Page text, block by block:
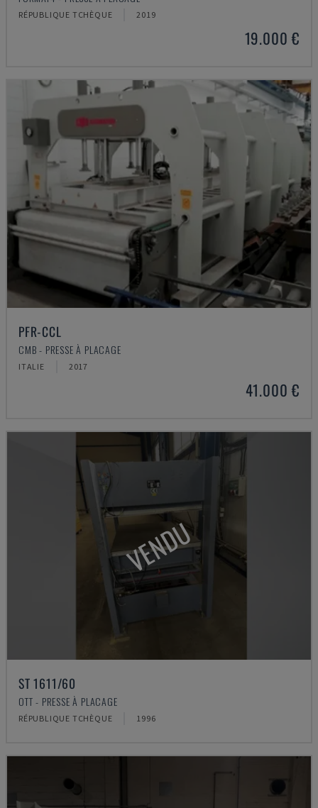
RÉPUBLIQUE TCHÈQUE 2019
19.000 €
PFR-CCL
CMB - PRESSE À PLACAGE
ITALIE 2017
41.000 €
VENDU
ST 1611/60
OTT - PRESSE À PLACAGE
RÉPUBLIQUE TCHÈQUE 1996